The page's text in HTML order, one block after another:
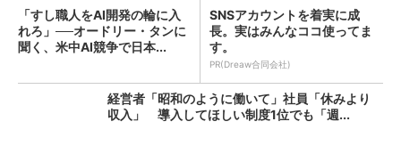
「すし職人をAI開発の輪に入
れろ」──オードリー・タンに
聞く、米中AI競争で日本...
SNSアカウントを着実に成
長。実はみんなココ使ってま
す。
PR(Dreaw合同会社)
経営者「昭和のように働いて」社員「休みより
収入」 導入してほしい制度1位でも「週...